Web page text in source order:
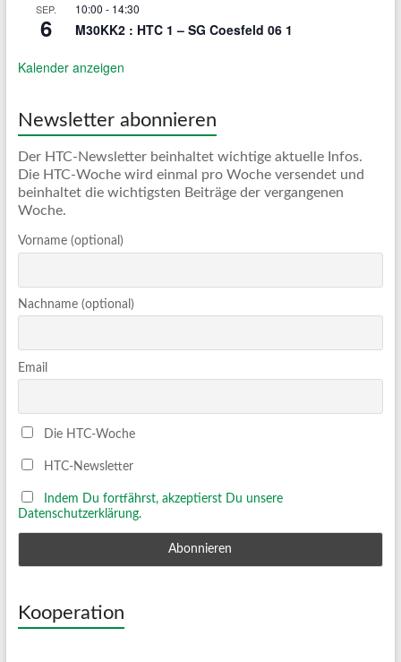
SEP.
6
10:00 - 14:30
M30KK2 : HTC 1 – SG Coesfeld 06 1
Kalender anzeigen
Newsletter abonnieren
Der HTC-Newsletter beinhaltet wichtige aktuelle Infos.
Die HTC-Woche wird einmal pro Woche versendet und
beinhaltet die wichtigsten Beiträge der vergangenen
Woche.
Vorname (optional)
Nachname (optional)
Email
Die HTC-Woche
HTC-Newsletter
Indem Du fortfährst, akzeptierst Du unsere
Datenschutzerklärung.
Kooperation